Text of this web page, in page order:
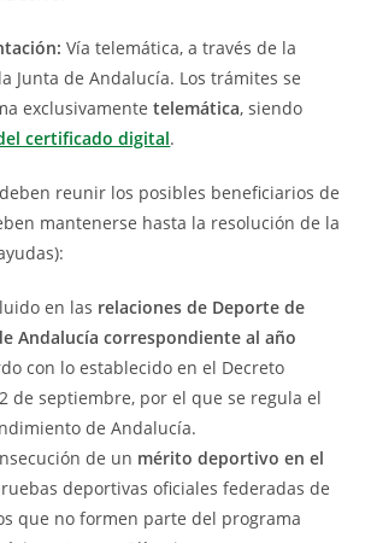
Vía telemática, a través de la
Junta de Andalucía. Los trámites se
exclusivamentetelemática, siendo
certificado digital.
reunir los posibles beneficiarios de
mantenerse hasta la resolución de la
en las relaciones de Deporte de
Andalucía correspondiente al año
con lo establecido en el Decreto
de septiembre, por el que se regula el
de Andalucía.
de un mérito deportivo en el
deportivas oficiales federadas de
que no formen parte del programa